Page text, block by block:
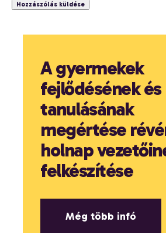
A gyermekek
fejlődésének és
tanulásának
megértése
holnap
felkészítése
Még több infó